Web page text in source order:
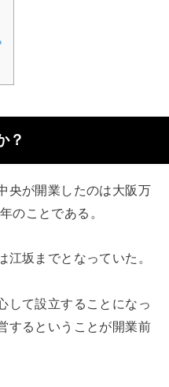
？
央が開業したのは大阪万
のことである。
江坂までとなっていた。
して設立することになっ
するということが開業前